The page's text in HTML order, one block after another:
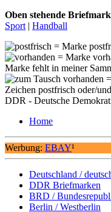
Oben stehende
Sport | Handball
= Marke
= Marke
Marke fehlt in meiner
Zeichen postfrisch oder/
DDR - Deutsche
Home
Werbung: EBAY¹
Deutschland /
DDR Briefmarken
BRD /
Berlin / Westberlin